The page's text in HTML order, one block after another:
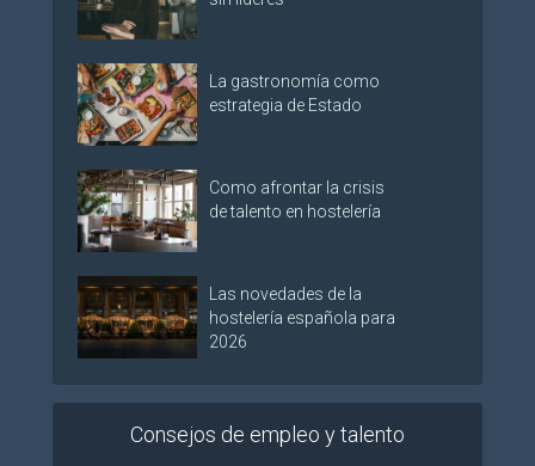
La gastronomía como
estrategia de Estado
Como afrontar la crisis
de talento en hostelería
Las novedades de la
hostelería española para
2026
Consejos de empleo y talento